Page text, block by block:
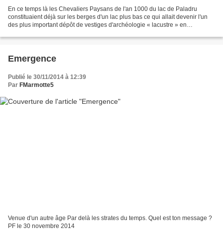
En ce temps là les Chevaliers Paysans de l'an 1000 du lac de Paladru
constituaient déjà sur les berges d'un lac plus bas ce qui allait devenir l'un
des plus important dépôt de vestiges d'archéologie « lacustre » en
Emergence
Publié le 30/11/2014 à 12:39
Par FMarmotte5
Venue d'un autre âge Par delà les strates du temps. Quel est ton message ?
PF le 30 novembre 2014